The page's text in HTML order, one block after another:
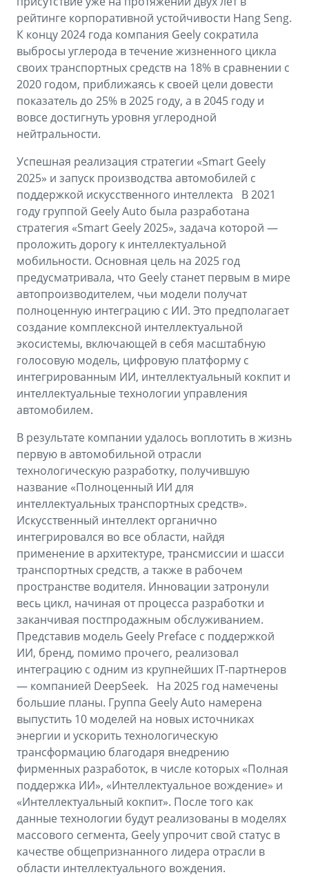
рейтинге корпоративной устойчивости Hang Seng.
К концу 2024 года компания Geely сократила
выбросы углерода в течение жизненного цикла
своих транспортных средств на 18% в сравнении с
2020 годом, приближаясь к своей цели довести
показатель до 25% в 2025 году, а в 2045 году и
вовсе достигнуть уровня углеродной
нейтральности.
Успешная реализация стратегии «Smart Geely
2025» и запуск производства автомобилей с
поддержкой искусственного интеллекта В 2021
году группой Geely Auto была разработана
стратегия «Smart Geely 2025», задача которой —
проложить дорогу к интеллектуальной
мобильности. Основная цель на 2025 год
предусматривала, что Geely станет первым в мире
автопроизводителем, чьи модели получат
полноценную интеграцию с ИИ. Это предполагает
создание комплексной интеллектуальной
экосистемы, включающей в себя масштабную
голосовую модель, цифровую платформу c
интегрированным ИИ, интеллектуальный кокпит и
интеллектуальные технологии управления
автомобилем.
В результате компании удалось воплотить в жизнь
первую в автомобильной отрасли
технологическую разработку, получившую
название «Полноценный ИИ для
интеллектуальных транспортных средств».
Искусственный интеллект органично
интегрировался во все области, найдя
применение в архитектуре, трансмиссии и шасси
транспортных средств, а также в рабочем
пространстве водителя. Инновации затронули
весь цикл, начиная от процесса разработки и
заканчивая постпродажным обслуживанием.
Представив модель Geely Preface с поддержкой
ИИ, бренд, помимо прочего, реализовал
интеграцию с одним из крупнейших IT-партнеров
— компанией DeepSeek. На 2025 год намечены
большие планы. Группа Geely Auto намерена
выпустить 10 моделей на новых источниках
энергии и ускорить технологическую
трансформацию благодаря внедрению
фирменных разработок, в числе которых «Полная
поддержка ИИ», «Интеллектуальное вождение» и
«Интеллектуальный кокпит». После того как
данные технологии будут реализованы в моделях
массового сегмента, Geely упрочит свой статус в
качестве общепризнанного лидера отрасли в
области интеллектуального вождения.